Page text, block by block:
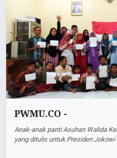
PWMU.CO -
Anak-anak panti Asuhan Walida
yang ditulis untuk Presiden